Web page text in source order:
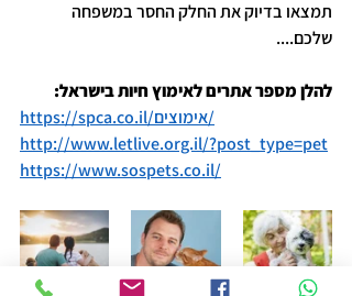
תמצאו בדיוק את החלק החסר במשפחה
שלכם....
להלן מספר אתרים לאימוץ חיות בישראל:
https://spca.co.il/אימוצים/
http://www.letlive.org.il/?post_type=pet
https://www.sospets.co.il/